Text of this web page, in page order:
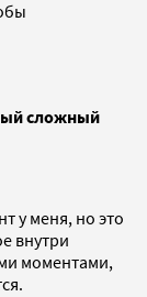
сложный
у меня, но это
внутри
моментами,